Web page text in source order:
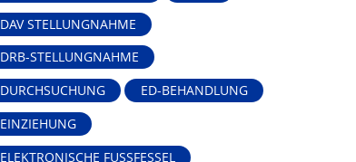
DAV STELLUNGNAHME
DRB-STELLUNGNAHME
DURCHSUCHUNG
ED-BEHANDLUNG
EINZIEHUNG
ELEKTRONISCHE FUSSFESSEL